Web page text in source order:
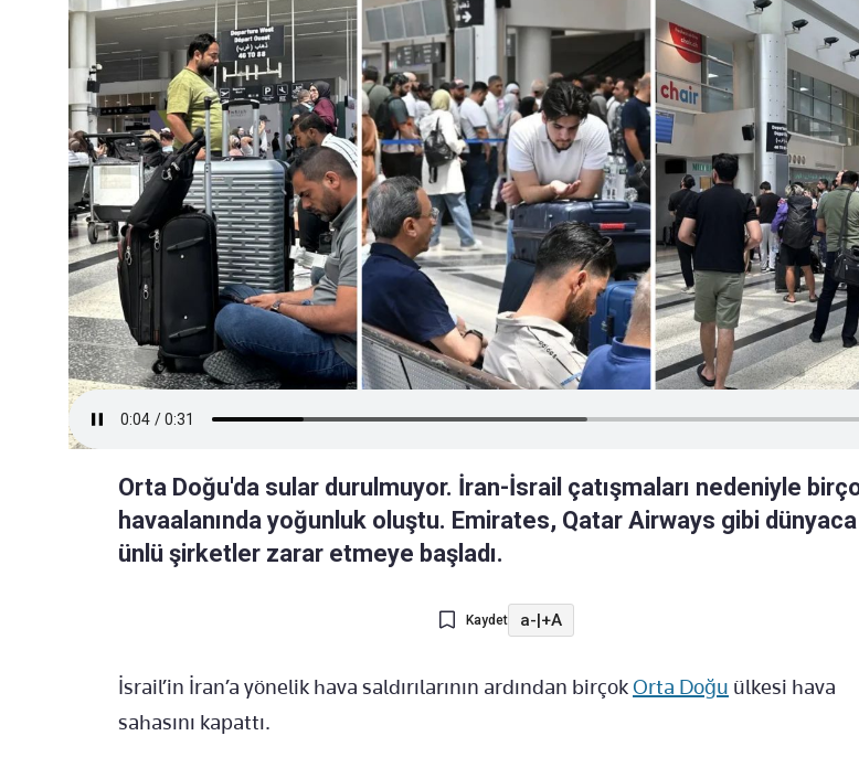
Orta Doğu'da sular durulmuyor. İran-İsrail çatışmaları nedeniyle
havaalanında yoğunluk oluştu. Emirates, Qatar Airways gibi dünyaca
ünlü şirketler zarar etmeye başladı.
Kaydet a-|+A
İsrail’in İran’a yönelik hava saldırılarının ardından birçokOrta Doğu ülkesi hava
sahasını kapattı.